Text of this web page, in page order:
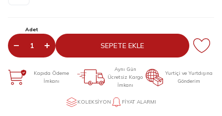
Adet
SEPETE EKLE
Kapıda Ödeme
İmkanı
Aynı Gün
Ücretsiz Kargo
İmkanı
Yurtiçi ve Yurtdışına
Gönderim
KOLEKSIYON FIYAT ALARMI